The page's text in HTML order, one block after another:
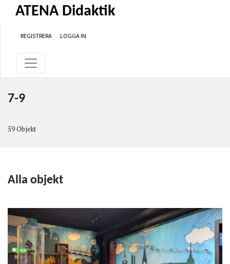
Hoppa till huvudinnehåll
Hoppa till primär navigationsmeny
Hoppa till sidfot
ATENA Didaktik
REGISTRERA LOGGA IN
7-9
59 Objekt
Alla objekt